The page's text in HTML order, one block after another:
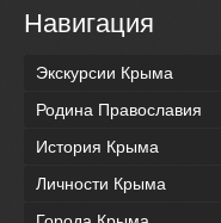
Навигация
Экскурсии Крыма
Родина Православия
История Крыма
Личности Крыма